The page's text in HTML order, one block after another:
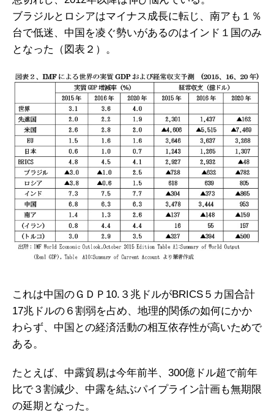
ブラジルとロシアはマイナス成長に転じ、南アも１％
台で低迷、中国を凌ぐ勢いがあるのはインド１国のみ
となった（図表２）。
これは中国のＧＤＰ10.３兆ドルがBRICS５カ国合計
17兆ドルの６割弱を占め、地理的関係の如何にかか
わらず、中国との経済活動の相互依存性が高いためで
ある。
たとえば、中露貿易は今年前半、300億ドル超で前年
比で３割減少、中露を結ぶパイプライン計画も無期限
の延期となった。